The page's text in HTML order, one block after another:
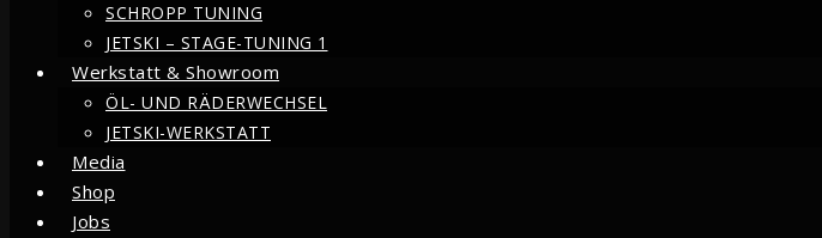
SCHROPP TUNING
JETSKI – STAGE-TUNING 1
Werkstatt & Showroom
ÖL- UND RÄDERWECHSEL
JETSKI-WERKSTATT
Media
Shop
Jobs